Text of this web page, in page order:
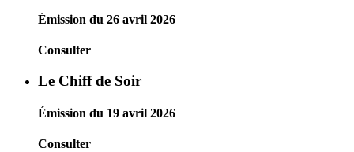
Émission du 26 avril 2026
Consulter
Le Chiff de Soir
Émission du 19 avril 2026
Consulter